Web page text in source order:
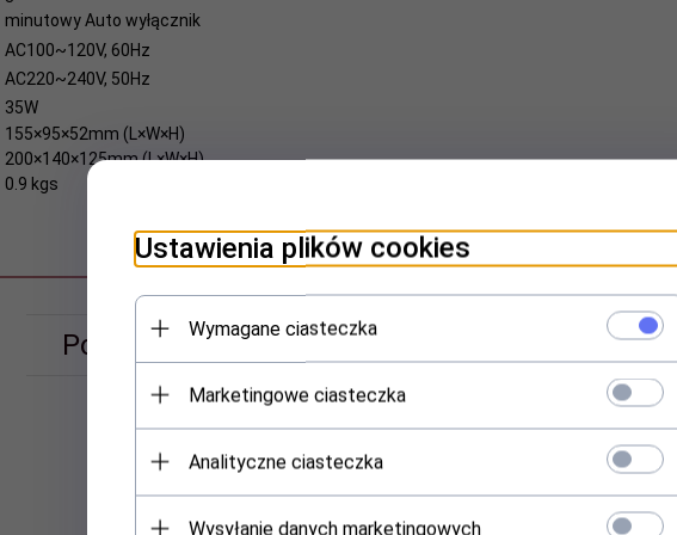
minutowyAuto wyłącznik
AC100~120V, 60Hz
AC220~240V, 50Hz
35W
155×95×52mm (L×W×H)
200×140×125mm(L×W×H)
0.9 kgs
Polecamy w sklepie i hurtowni kosmetycznej
Ustawienia plików cookies
Wymagane ciasteczka
Marketingowe ciasteczka
Analityczne ciasteczka
Wysyłanie danych marketingowych